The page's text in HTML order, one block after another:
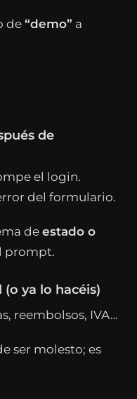
de“demo” a
de
el login.
del formulario.
de estado o
prompt.
ya lo hacéis)
reembolsos, IVA…
ser molesto; es